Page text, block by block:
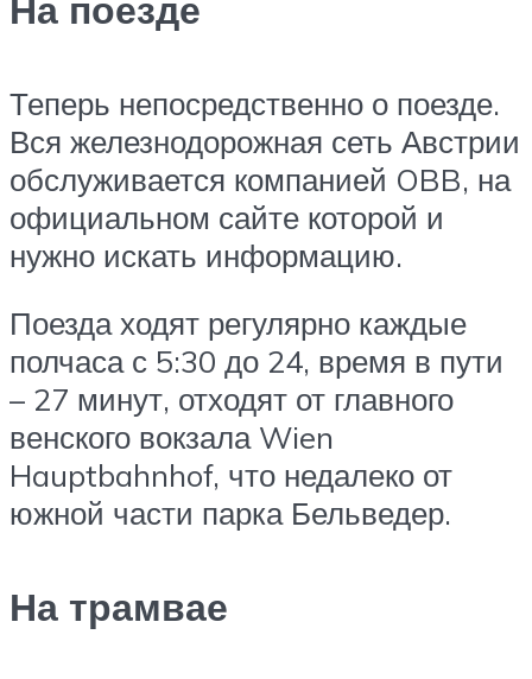
Теперь непосредственно о поезде.
Вся железнодорожная сеть Австрии
обслуживается компанией OBB, на
официальном сайте которой и
нужно искать информацию.
Поезда ходят регулярно каждые
полчаса с 5:30 до 24, время в пути
– 27 минут, отходят от главного
венского вокзала Wien
Hauptbahnhof, что недалеко от
южной части парка Бельведер.
На трамвае